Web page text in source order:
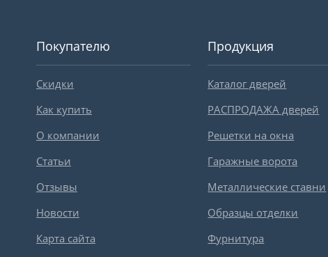
Покупателю
Скидки
Как купить
О компании
Статьи
Отзывы
Новости
Карта сайта
Продукция
Каталог дверей
РАСПРОДАЖА дверей
Решетки на окна
Гаражные ворота
Металлические ставни
Образцы отделки
Фурнитура